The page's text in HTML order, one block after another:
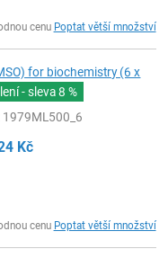
cenu Poptat větší množství
for biochemistry (6 x
- sleva8 %
1979ML500_6
Kč
cenu Poptat větší množství